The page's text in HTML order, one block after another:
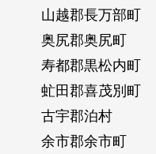
山越郡長万部町
奥尻郡奥尻町
寿都郡黒松内町
虻田郡喜茂別町
古宇郡泊村
余市郡余市町